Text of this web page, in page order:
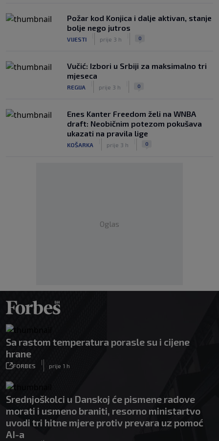
Požar kod Konjica i dalje aktivan, stanje
bolje nego jutros
VIJESTI prije 3 h 0
Vučić: Izbori u Srbiji za maksimalno tri
mjeseca
REGIJA prije 3 h 0
Enes Kanter Freedom želi na WNBA
draft: Neobičnim potezom pokušava
ukazati na pravila lige
KOŠARKA prije 3 h 0
Oglas
Sa rastom temperatura porasle su i cijene
hrane
FORBES
|
prije 1 h
Srednjoškolci u Danskoj će pismene radove
morati i usmeno braniti, resorno ministartvo
uvodi tri hitne mjere protiv prevara uz pomoć
AI-a